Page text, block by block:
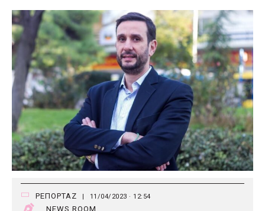
ΡΕΠΟΡΤΑΖ | 11/04/2023 · 12:54
NEWS ROOM